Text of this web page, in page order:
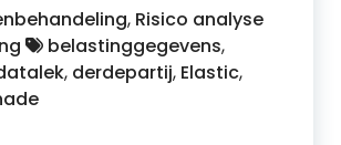
, Risico analyse
belastinggegevens,
, derdepartij, Elastic,